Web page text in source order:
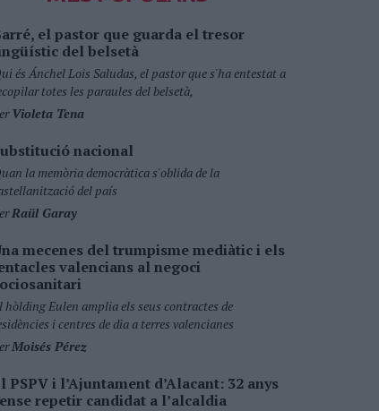
el pastor que guarda el tresor
del belsetà
és Ánchel Lois Saludas, el pastor que s'ha entestat a
totes les paraules del belsetà,
Violeta Tena
nacional
la memòria democràtica s'oblida de la
del país
Raül Garay
mecenes del trumpisme mediàtic i els
valencians al negoci
hòlding Eulen amplia els seus contractes de
i centres de dia a terres valencianes
Moisés Pérez
PSPV i l’Ajuntament d’Alacant: 32 anys
repetir candidat a l’alcaldia